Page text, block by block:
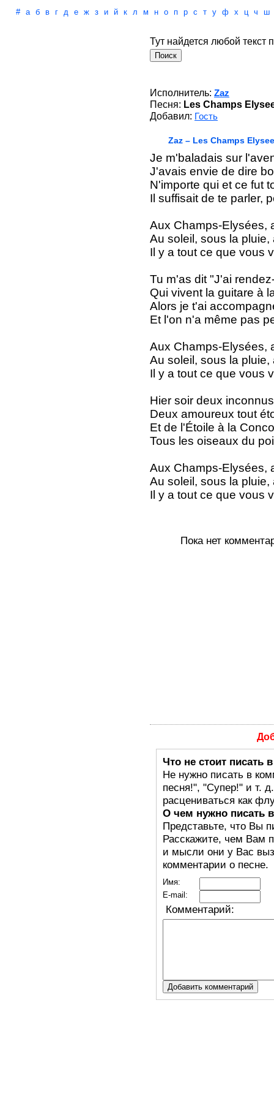
# а б в г д е ж з и й к л м н о п р с т у ф х ц ч ш
Тут найдется любой текст
Исполнитель: Zaz
Песня: Les Champs
Добавил: Гость
Zaz – Les Champs
Je m'baladais sur
J'avais envie de dire
N'importe qui et ce fut
Il suffisait de te parler,
Aux Champs-Elysées,
Au soleil, sous la pluie,
Il y a tout ce que vous
Tu m'as dit "J'ai
Qui vivent la guitare à
Alors je t'ai
Et l'on n'a même pas
Aux Champs-Elysées,
Au soleil, sous la pluie,
Il y a tout ce que vous
Hier soir deux
Deux amoureux tout
Et de l'Étoile à la
Tous les oiseaux du
Aux Champs-Elysées,
Au soleil, sous la pluie,
Il y a tout ce que vous
Пока нет
Что не стоит писать
Не нужно писать в
песня!", "Супер!" и т.
расцениваться как
О чем нужно писать
Представьте, что Вы
Расскажите, чем Вам
и мысли они у Вас
комментарии о песне.
Имя:
E-mail:
Комментарий: